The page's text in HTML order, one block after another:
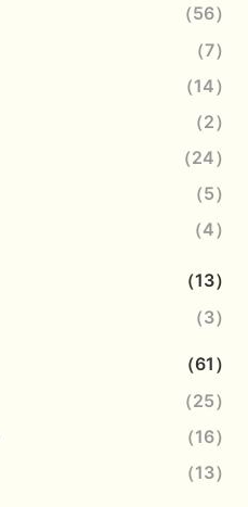
56
7
14
2
24
5
4
13
3
61
25
16
13